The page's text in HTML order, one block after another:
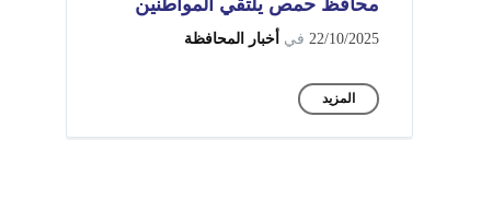
محافظ حمص يلتقي المواطنين
22/10/2025 في أخبار المحافظة
المزيد